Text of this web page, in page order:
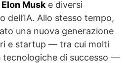
Elon Musk e diversi
dell’IA. Allo stesso tempo,
una nuova generazione
e startup — tra cui molti
tecnologiche di successo —